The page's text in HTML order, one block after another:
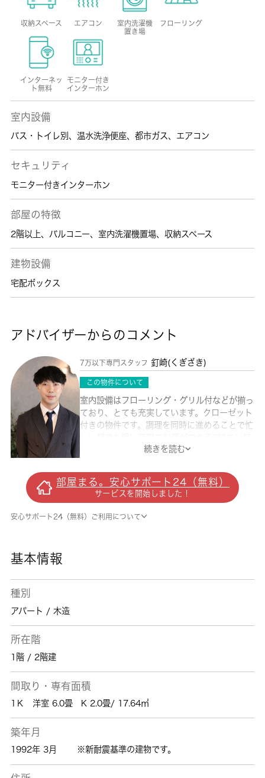
収納スペース エアコン
室内洗濯機
置き場
フローリング
インターネッ
ト無料
モニター付き
インターホン
室内設備
バス・トイレ別 、 温水洗浄便座、 都市ガス、 エアコン
セキュリティ
モニター付きインターホン
部屋の特徴
2階以上、 バルコニー、 室内洗濯機置場、 収納スペース
建物設備
宅配ボックス
アドバイザーからのコメント
7万以下専門スタッフ 釘崎(くぎざき)
この物件について
室内設備はフローリング・グリル付などが揃っ
ており、とても充実しています。クローゼット
付きの物件です。調理を同時に進めることで忙
があります。新しい生活のスタートにおすすめ
件で、初期費用を抑えましょう。杉並区の賃貸
情報を豊富に扱っている 城南コミュニティ
は、お客様に満足いただけるお部屋をご提供し
ております。
続きを読む
部屋まる。安心サポート24（無料）
サービスを開始しました！
安心サポート24（無料）ご利用について
基本情報
種別
アパート / 木造
所在階
1階 / 2階建
間取り・専有面積
1Ｋ 洋室 6.0畳 K 2.0畳/ 17.64㎡
築年月
1992年 3月 ※新耐震基準の建物です。